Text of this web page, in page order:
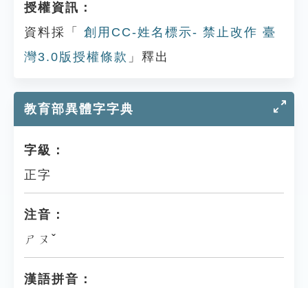
授權資訊：
資料採「
創用CC-姓名標示- 禁止改作 臺
灣3.0版授權條款 」釋出
教育部異體字字典
字級：
正字
注音：
ㄕㄡˇ
漢語拼音：